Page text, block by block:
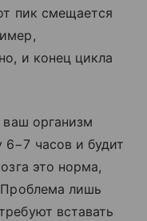
пик смещается
и конец цикла
ваш организм
часов и будит
это норма,
Проблема лишь
вставать